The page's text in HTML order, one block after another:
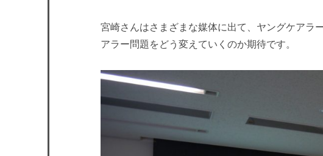
宮崎さんはさまざまな媒体に出て、ヤングケアラ
アラー問題をどう変えていくのか期待です。